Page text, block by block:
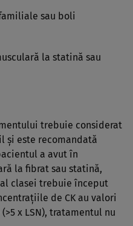
sau boli
la statină sau
trebuie considerat
şi este recomandată
a avut în
la fibrat sau statină,
clasei trebuie început
de CK au valori
x LSN), tratamentul nu